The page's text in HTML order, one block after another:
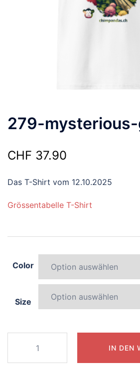
279-
CHF 37.90
Das T-Shirt vom 12.10.2025
Grössentabelle T-Shirt
Color
Size
mysterious-
griffin
IN DEN